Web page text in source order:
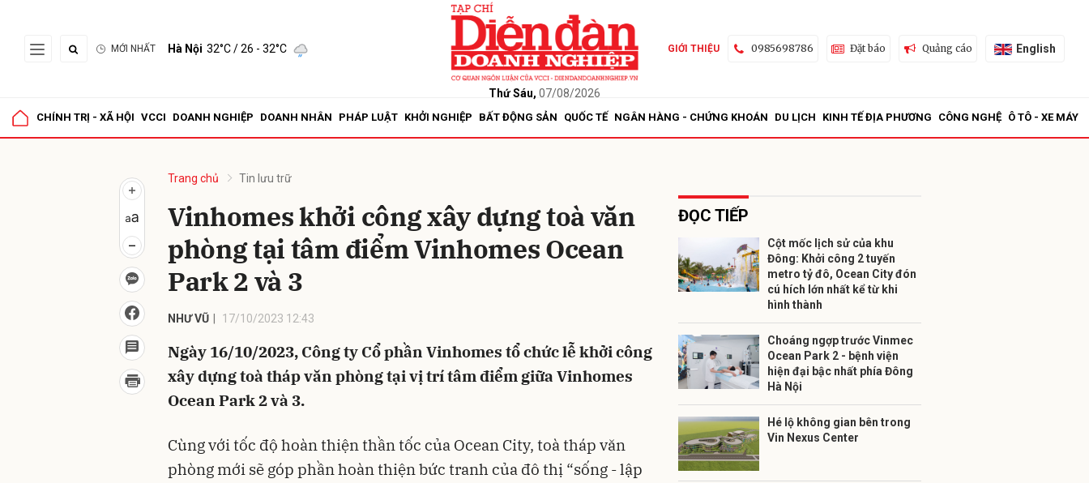
MỚI NHẤT Hà Nội 32°C/ 26 - 32°C
Thứ Sáu, 07/08/2026
GIỚI THIỆU 0985698786 Đặt báo Quảng cáo English
CHÍNH TRỊ - XÃ HỘI VCCI DOANH NGHIỆP DOANH NHÂN PHÁP LUẬT KHỞI NGHIỆP BẤT ĐỘNG SẢN QUỐC TẾ NGÂN HÀNG - CHỨNG KHOÁN DU LỊCH KINH TẾ ĐỊA PHƯƠNG CÔNG NGHỆ Ô TÔ - XE MÁY
Trang chủ Tin lưu trữ
Vinhomes khởi công xây dựng toà văn
phòng tại tâm điểm Vinhomes Ocean
Park 2 và 3
NHƯ VŨ 17/10/2023 12:43
Ngày 16/10/2023, Công ty Cổ phần Vinhomes tổ chức lễ khởi công
xây dựng toà tháp văn phòng tại vị trí tâm điểm giữa Vinhomes
Ocean Park 2 và 3.
Cùng với tốc độ hoàn thiện thần tốc của Ocean City, toà tháp văn
phòng mới sẽ góp phần hoàn thiện bức tranh của đô thị “sống - lập
ĐỌC TIẾP
Cột mốc lịch sử của khu
Đông: Khởi công 2 tuyến
metro tỷ đô, Ocean City đón
cú hích lớn nhất kể từ khi
hình thành
Choáng ngợp trước Vinmec
Ocean Park 2 - bệnh viện
hiện đại bậc nhất phía Đông
Hà Nội
Hé lộ không gian bên trong
Vin Nexus Center
Gửi